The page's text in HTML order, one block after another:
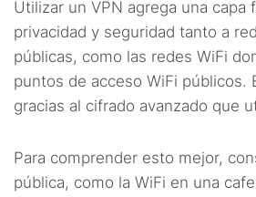
Utilizar un VPN agrega una capa
privacidad y seguridad tanto a
públicas, como las redes WiFi
puntos de acceso WiFi públicos.
gracias al cifrado avanzado que
Para comprender esto mejor,
pública, como la WiFi en una